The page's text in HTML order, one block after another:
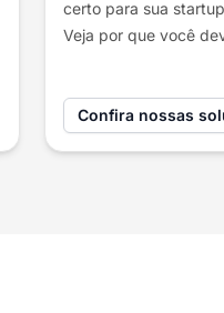
empresas em todo o
nossos clientes e veja
Ver casos de uso